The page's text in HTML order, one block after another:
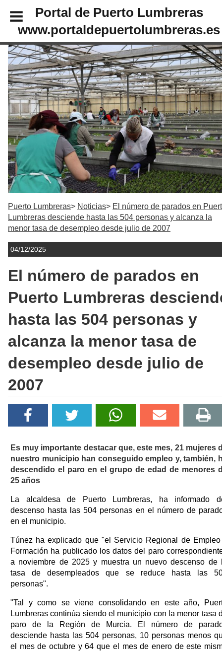
Portal de Puerto Lumbreras
www.portaldepuertolumbreras.es
Puerto Lumbreras Noticias
El número de parados en
Lumbreras desciende hasta las 504 personas y alcanza la
menor tasa de desempleo desde julio de 2007
04/12/2025
El número de parados en
Puerto Lumbreras
hasta las 504 personas y
alcanza la menor tasa de
desempleo desde julio de
2007
Es muy importante destacar que, este mes, 21 mujeres
nuestro municipio han conseguido empleo y, también,
descendido el paro en el grupo de edad de menores
25 años
La alcaldesa de Puerto Lumbreras, ha informado
descenso hasta las 504 personas en el número de
en el municipio.
Túnez ha explicado que "el Servicio Regional de
Formación ha publicado los datos del paro
a noviembre de 2025 y muestra un nuevo descenso de
tasa de desempleados que se reduce hasta las
personas".
"Tal y como se viene consolidando en este año,
Lumbreras continúa siendo el municipio con la menor tasa
paro de la Región de Murcia. El número de
desciende hasta las 504 personas, 10 personas menos
el mes de octubre y 64 que el mes de enero de este